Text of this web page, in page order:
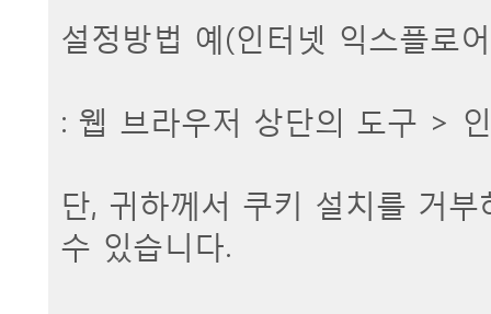
설정방법 예(인터넷 익스플로
: 웹 브라우저 상단의 도구 >
단, 귀하께서 쿠키 설치를 거
수 있습니다.